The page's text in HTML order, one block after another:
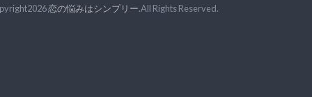
恋の悩みはシンプリー.All Rights Reserved.